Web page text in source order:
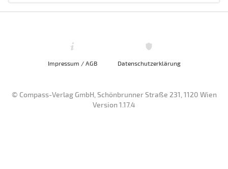
Impressum / AGB Datenschutzerklärung
© Compass-Verlag GmbH, Schönbrunner Straße 231, 1120 Wien
Version 1.17.4